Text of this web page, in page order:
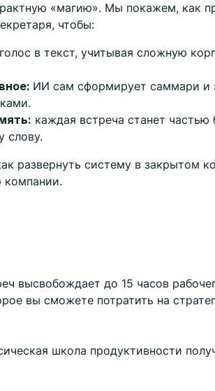
«магию». Мы покажем, как
чтобы:
в текст, учитывая сложную
ИИ сам сформирует саммари и
каждая встреча станет частью
слову.
развернуть систему в закрытом
компании.
высвобождает до 15 часов
вы сможете потратить на
школа продуктивности